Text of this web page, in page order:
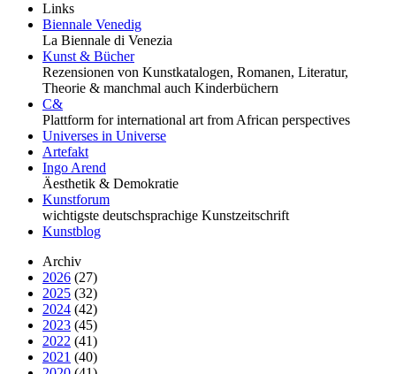
Links
Biennale Venedig
La Biennale di Venezia
Kunst & Bücher
Rezensionen von Kunstkatalogen, Romanen, Literatur,
Theorie & manchmal auch Kinderbüchern
C&
Plattform for international art from African perspectives
Universes in Universe
Artefakt
Ingo Arend
Äesthetik & Demokratie
Kunstforum
wichtigste deutschsprachige Kunstzeitschrift
Kunstblog
Archiv
2026 (27)
2025 (32)
2024 (42)
2023 (45)
2022 (41)
2021 (40)